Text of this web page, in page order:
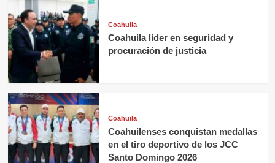
Coahuila
Coahuila líder en seguridad y
procuración de justicia
Coahuila
Coahuilenses conquistan medallas
en el tiro deportivo de los JCC
Santo Domingo 2026